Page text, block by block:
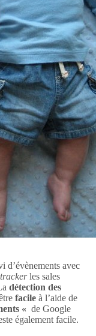
d’évènements avec
trackerles sales
détection des
facile à l’aide de
« de Google
également facile.